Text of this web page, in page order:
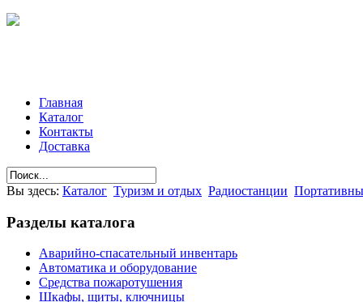
Главная
Каталог
Контакты
Доставка
Вы здесь: Каталог Туризм и отдых Радиостанции
Разделы каталога
Аварийно-спасательный инвентарь
Автоматика и оборудование
Средства пожаротушения
Шкафы, щиты, ключницы